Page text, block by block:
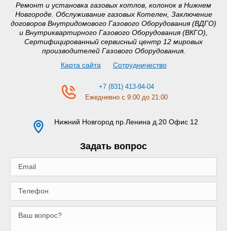
Ремонт и установка газовых котлов, колонок в Нижнем
Новгороде. Обслуживание газовых Котелен, Заключение
договоров Внутридомового Газового Оборудования (ВДГО)
и Внутриквартирного Газового Оборудования (ВКГО),
Сертифицированный сервисный центр 12 мировых
производителей Газового Оборудования.
Карта сайта
Сотрудничество
+7 (831) 413-94-04
Ежедневно с 9:00 до 21:00
Нижний Новгород пр.Ленина д.20 Офис 12
Задать вопрос